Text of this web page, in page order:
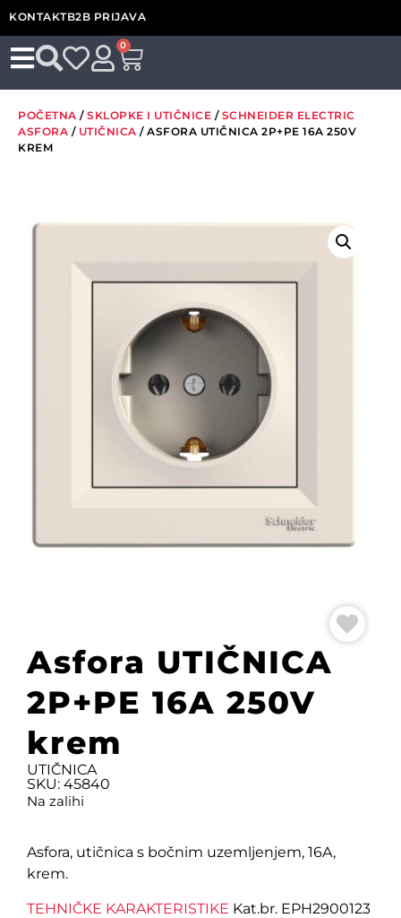
KONTAKTB2B PRIJAVA
0
POČETNA / SKLOPKE I UTIČNICE / SCHNEIDER ELECTRIC
ASFORA / UTIČNICA / ASFORA UTIČNICA 2P+PE 16A 250V
KREM
Asfora UTIČNICA
2P+PE 16A 250V
krem
UTIČNICA
SKU: 45840
Na zalihi
Asfora, utičnica s bočnim uzemljenjem, 16A,
krem.
TEHNIČKE KARAKTERISTIKE Kat.br. EPH2900123